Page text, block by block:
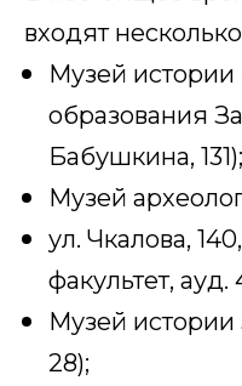
входят
Музей
образования
Бабушкина, 131);
Музей
ул. Чкалова,
факультет, ауд.
Музей истории
28);